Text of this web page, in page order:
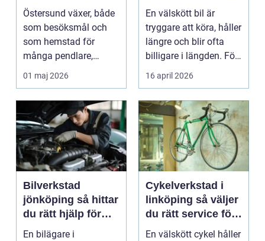
Östersund växer, både
som besöksmål och
som hemstad för
många pendlare,
studenter och
företagare. En...
01 maj 2026
på ett smart sätt
En välskött bil är
tryggare att köra, håller
längre och blir ofta
billigare i längden. För
många bil...
16 april 2026
Bilverkstad
jönköping så hittar
du rätt hjälp för
bilen
En bilägare i
Cykelverkstad i
linköping så väljer
du rätt service för
din cykel
En välskött cykel håller